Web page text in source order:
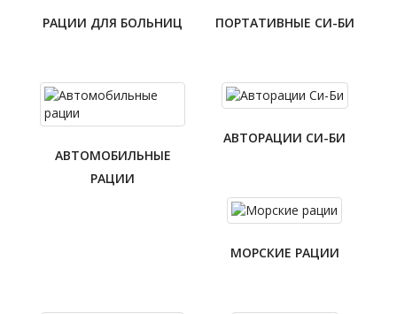
РАЦИИ ДЛЯ БОЛЬНИЦ ПОРТАТИВНЫЕ СИ-БИ
АВТОМОБИЛЬНЫЕ
РАЦИИ
АВТОРАЦИИ СИ-БИ
МОРСКИЕ РАЦИИ